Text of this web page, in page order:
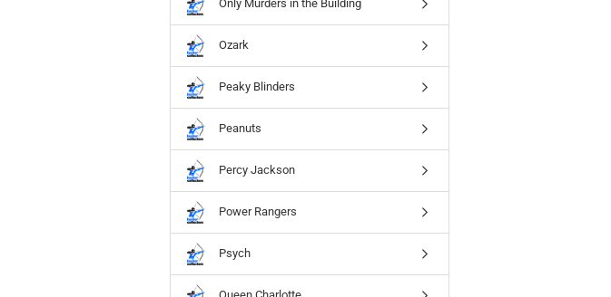
Only Murders in the Building
Ozark
Peaky Blinders
Peanuts
Percy Jackson
Power Rangers
Psych